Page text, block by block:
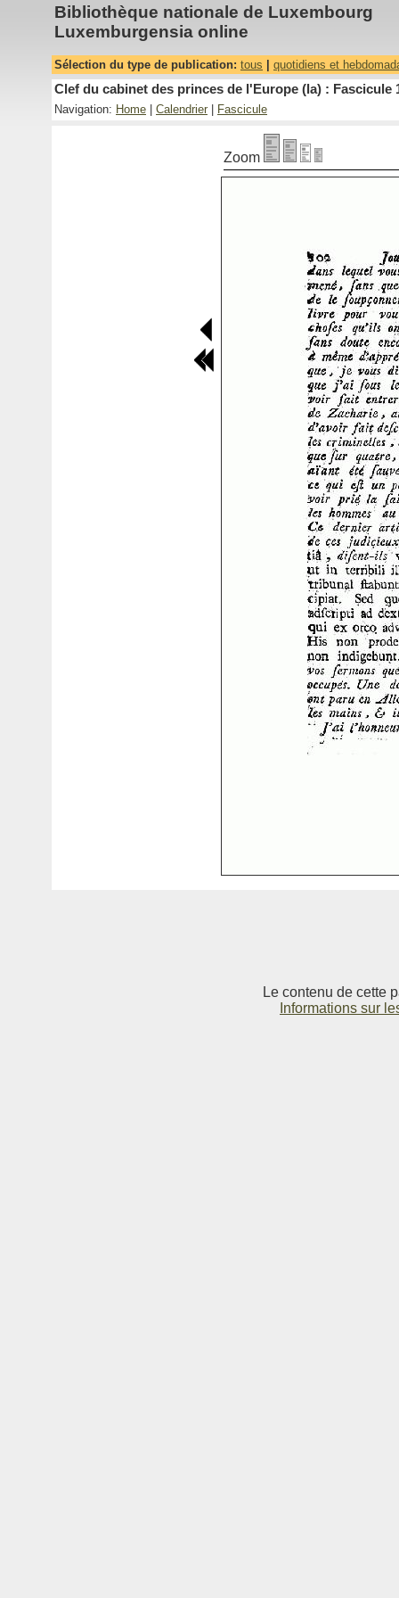
Bibliothèque nationale de Luxembourg
Luxemburgensia online
Sélection du type de publication: tous quotidiens et
Clef du cabinet des princes de l'Europe (la) : Fascicule
Navigation: Home Calendrier Fascicule
Zoom
Le contenu de cette
Informations sur